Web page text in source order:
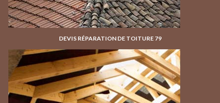
DEVIS RÉPARATION DE TOITURE 79